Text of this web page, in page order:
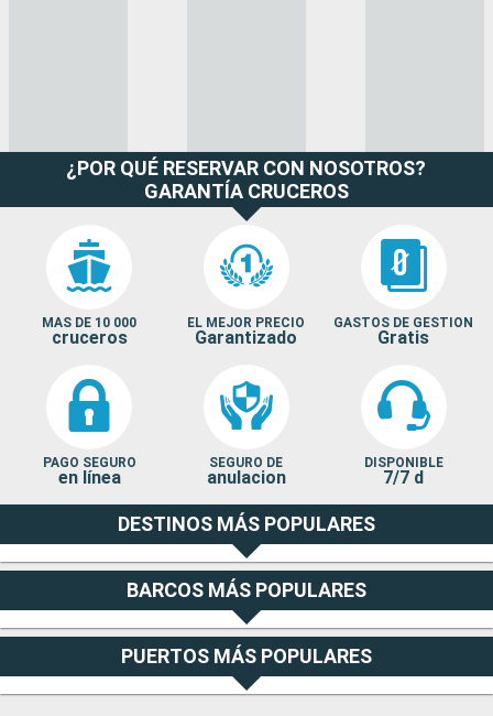
¿POR QUÉ RESERVAR CON NOSOTROS?
GARANTÍA CRUCEROS
MAS DE 10 000
cruceros
EL MEJOR PRECIO
Garantizado
GASTOS DE GESTION
Gratis
PAGO SEGURO
en línea
SEGURO DE
anulacion
DISPONIBLE
7/7 d
DESTINOS MÁS POPULARES
BARCOS MÁS POPULARES
PUERTOS MÁS POPULARES